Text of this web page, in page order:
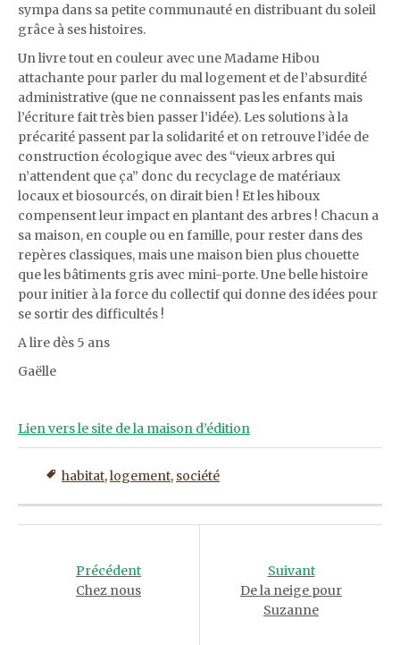
sympa dans sa petite communauté en distribuant du soleil
grâce à ses histoires.
Un livre tout en couleur avec une Madame Hibou
attachante pour parler du mal logement et de l’absurdité
administrative (que ne connaissent pas les enfants mais
l’écriture fait très bien passer l’idée). Les solutions à la
précarité passent par la solidarité et on retrouve l’idée de
construction écologique avec des “vieux arbres qui
n’attendent que ça” donc du recyclage de matériaux
locaux et biosourcés, on dirait bien ! Et les hiboux
compensent leur impact en plantant des arbres ! Chacun a
sa maison, en couple ou en famille, pour rester dans des
repères classiques, mais une maison bien plus chouette
que les bâtiments gris avec mini-porte. Une belle histoire
pour initier à la force du collectif qui donne des idées pour
se sortir des difficultés !
A lire dès 5 ans
Gaëlle
Lien vers le site de la maison d’édition
habitat,logement, société
navigationPrécédent
Chez nous
Suivant
De la neige pour
Suzanne